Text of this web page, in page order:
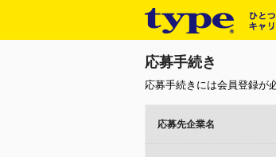
応募手続き
応募手続きには会員登録が
応募先企業名